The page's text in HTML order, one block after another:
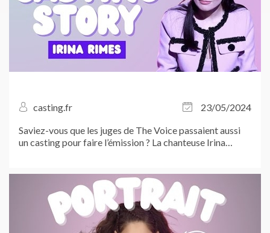
casting.fr
23/05/2024
Saviez-vous que les juges de The Voice passaient aussi
un casting pour faire l’émission ? La chanteuse Irina